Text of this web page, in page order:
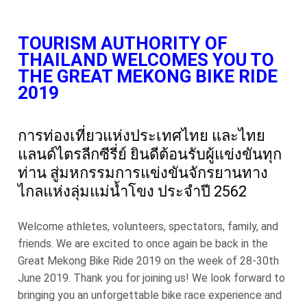
TOURISM AUTHORITY OF
THAILAND WELCOMES YOU TO
THE GREAT MEKONG BIKE RIDE
2019
การท่องเที่ยวแห่งประเทศไทย และไทย
แลนด์ไตรลีกซีรี่ย์ ยินดีต้อนรับผู้แข่งขันทุก
ท่าน สู่มหกรรมการแข่งขันจักรยานทาง
ไกลแห่งลุ่มแม่น้ำโขง ประจำปี 2562
Welcome athletes, volunteers, spectators, family, and
friends. We are excited to once again be back in the
Great Mekong Bike Ride 2019 on the week of 28-30th
June 2019. Thank you for joining us! We look forward to
bringing you an unforgettable bike race experience and